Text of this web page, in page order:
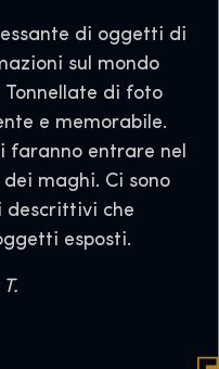
di oggetti di
sul mondo
di foto
e memorabile.
faranno entrare nel
maghi. Ci sono
descrittivi che
esposti.